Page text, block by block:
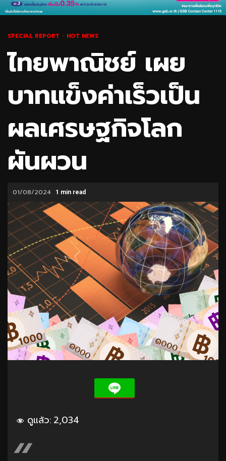
SPECIAL REPORT HOT NEWS
ไทยพาณิชย์ เผย
บาทแข็งค่าเร็วเป็น
ผลเศรษฐกิจโลก
ผันผวน
01/08/2024 1 min read
ดูแล้ว: 2,034